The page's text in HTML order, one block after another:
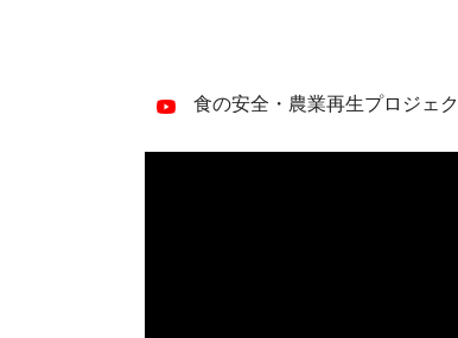
食の安全・農業再生プロジェ